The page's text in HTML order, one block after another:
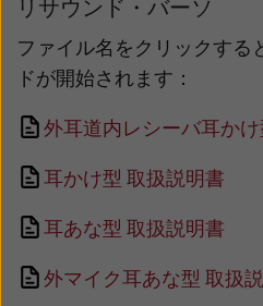
リサウンド・バーソ
ファイル名をクリックする
ドが開始されます：
外耳道内レシーバ耳か
耳かけ型 取扱説明書
耳あな型 取扱説明書
外マイク耳あな型 取扱